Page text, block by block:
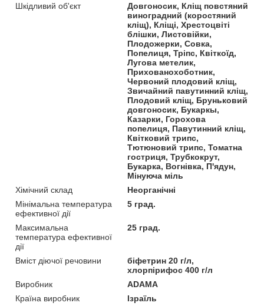
Шкідливий об'єкт
Довгоносик, Кліщ повстяний
виноградний (коростяний
кліщ), Кліщі, Хрестоцвіті
блішки, Листовійки,
Плодожерки, Совка,
Попелиця, Тріпс, Квіткоїд,
Лугова метелик,
Прихованохоботник,
Червоний плодовий кліщ,
Звичайний павутинний кліщ,
Плодовий кліщ, Бруньковий
довгоносик, Букаркы,
Казарки, Горохова
попелиця, Павутинний кліщ,
Квітковий трипс,
Тютюновий трипс, Томатна
гостриця, Трубкокрут,
Букарка, Вогнівка, П'ядун,
Мінуюча міль
Хімічний склад
Неорганічні
Мінімальна температура
ефективної дії
5 град.
Максимальна
температура ефективної
дії
25 град.
Вміст діючої речовини
біфетрин 20 г/л,
хлорпірифос 400 г/л
Виробник
ADAMA
Країна виробник
Ізраїль